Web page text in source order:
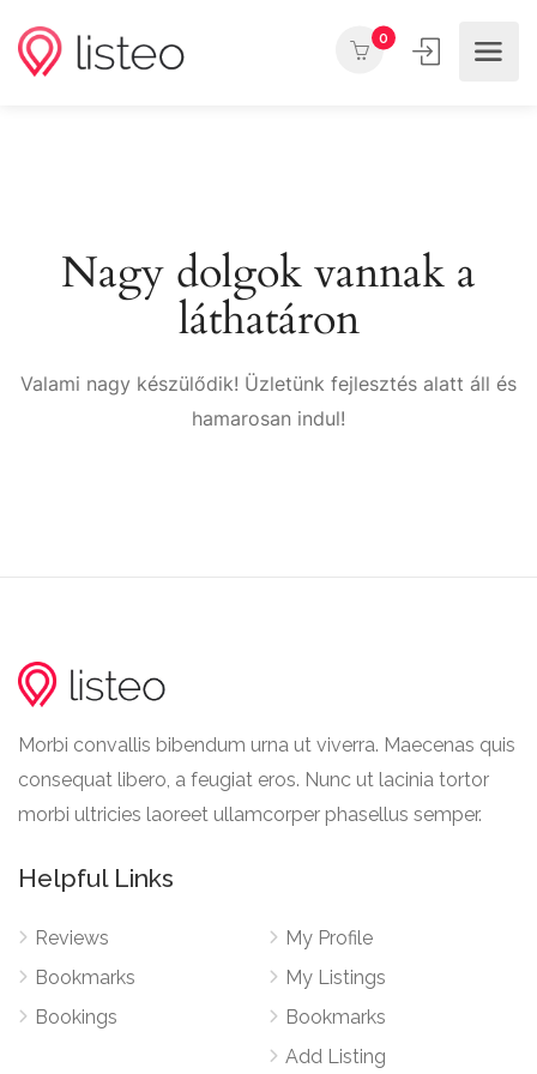
0
Nagy dolgok vannak a
láthatáron
Valami nagy készülődik! Üzletünk fejlesztés alatt áll és
hamarosan indul!
Morbi convallis bibendum urna ut viverra. Maecenas quis
consequat libero, a feugiat eros. Nunc ut lacinia tortor
morbi ultricies laoreet ullamcorper phasellus semper.
Helpful Links
Reviews
Bookmarks
Bookings
My Profile
My Listings
Bookmarks
Add Listing